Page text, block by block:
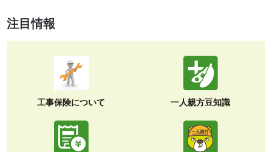
注目情報
工事保険について 一人親方豆知識